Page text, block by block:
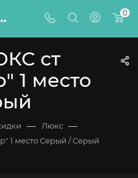
1 место Серый / Серый 0
ст
1 место
— Люкс —
1 место Серый / Серый